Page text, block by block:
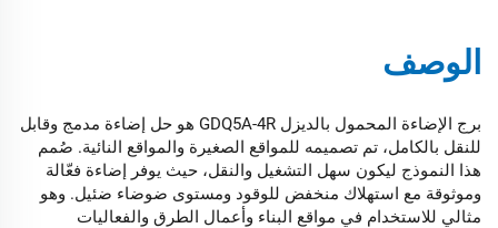
الوصف
برج الإضاءة المحمول بالديزل GDQ5A-4R هو حل إضاءة مدمج وقابل
للنقل بالكامل، تم تصميمه للمواقع الصغيرة والمواقع النائية. صُمم
هذا النموذج ليكون سهل التشغيل والنقل، حيث يوفر إضاءة فعّالة
وموثوقة مع استهلاك منخفض للوقود ومستوى ضوضاء ضئيل. وهو
مثالي للاستخدام في مواقع البناء وأعمال الطرق والفعاليات